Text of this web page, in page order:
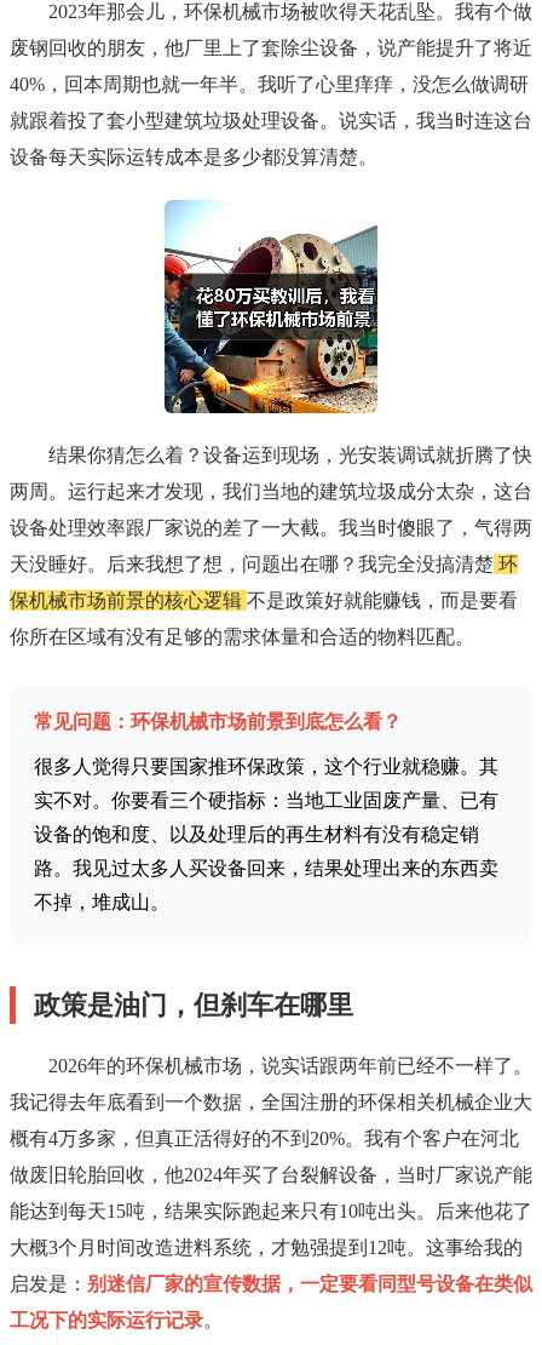
2023年那会儿，环保机械市场被吹得天花乱坠。我有个做
废钢回收的朋友，他厂里上了套除尘设备，说产能提升了将近
40%，回本周期也就一年半。我听了心里痒痒，没怎么做调研
就跟着投了套小型建筑垃圾处理设备。说实话，我当时连这台
设备每天实际运转成本是多少都没算清楚。
结果你猜怎么着？设备运到现场，光安装调试就折腾了快
两周。运行起来才发现，我们当地的建筑垃圾成分太杂，这台
设备处理效率跟厂家说的差了一大截。我当时傻眼了，气得两
天没睡好。后来我想了想，问题出在哪？我完全没搞清楚 环
保机械市场前景的核心逻辑 不是政策好就能赚钱，而是要看
你所在区域有没有足够的需求体量和合适的物料匹配。
常见问题：环保机械市场前景到底怎么看？
很多人觉得只要国家推环保政策，这个行业就稳赚。其
实不对。你要看三个硬指标：当地工业固废产量、已有
设备的饱和度、以及处理后的再生材料有没有稳定销
路。我见过太多人买设备回来，结果处理出来的东西卖
不掉，堆成山。
政策是油门，但刹车在哪里
2026年的环保机械市场，说实话跟两年前已经不一样了。
我记得去年底看到一个数据，全国注册的环保相关机械企业大
概有4万多家，但真正活得好的不到20%。我有个客户在河北
做废旧轮胎回收，他2024年买了台裂解设备，当时厂家说产能
能达到每天15吨，结果实际跑起来只有10吨出头。后来他花了
大概3个月时间改造进料系统，才勉强提到12吨。这事给我的
启发是： 别迷信厂家的宣传数据，一定要看同型号设备在类似
工况下的实际运行记录。